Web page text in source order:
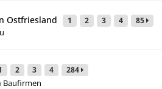
Ostfriesland 1 2 3 4 85
2 3 4 284
Baufirmen